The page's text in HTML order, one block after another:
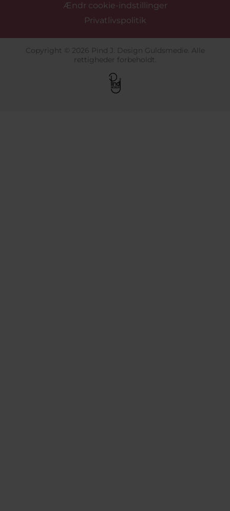
Ændr cookie-indstillinger
Privatlivspolitik
Copyright © 2026 Pind J. Design Guldsmedie. Alle
rettigheder forbeholdt.